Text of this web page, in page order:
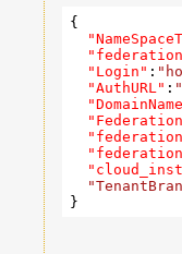
{
"Login" :
"AuthURL" :